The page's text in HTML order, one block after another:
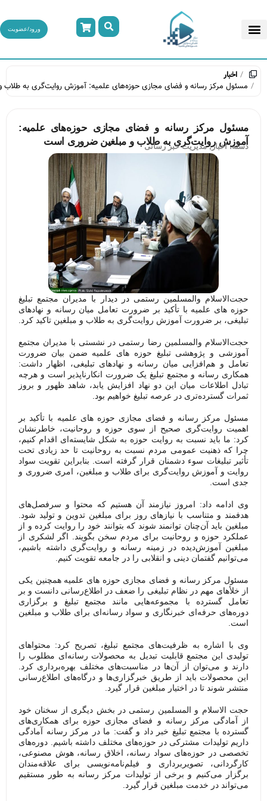
ورود/عضویت
و فضای مجازی حوزه‌های علمیه: آموزش روایت‌گری به طلاب و مبلغین ضروری است
رسانه و فضای مجازی حوزه‌های علمیه:
به طلاب و مبلغین ضروری است
خبر رسانی
رستمی در دیدار با مدیران مجتمع تبلیغ
با تأکید بر ضرورت تعامل میان رسانه و نهادهای
آموزش روایت‌گری به طلاب و مبلغین تاکید کرد.
رضا رستمی در نشستی با مدیران مجتمع
تبلیغ حوزه های علمیه ضمن بیان ضرورت
میان رسانه و نهادهای تبلیغی، اظهار داشت:
مجتمع تبلیغ یک ضرورت انکارناپذیر است و هرچه
میان این دو نهاد افزایش یابد، شاهد ظهور و بروز
در عرصه تبلیغ خواهیم بود.
و فضای مجازی حوزه های علمیه با تأکید بر
صحیح از سوی حوزه و روحانیت، خاطرنشان
به روایت حوزه به شکل شایسته‌ای اقدام کنیم،
عمومی مردم نسبت به روحانیت تا حد زیادی تحت
سوء دشمنان قرار گرفته است. بنابراین تقویت سواد
روایت‌گری برای طلاب و مبلغین، امری ضروری و
امروز نیازمند آن هستیم که محتوا و سرفصل‌های
با نیازهای روز برای مبلغین تدوین و تولید شود.
توانمند شوند که بتوانند خود را روایت کرده و از
روحانیت برای مردم سخن بگویند. اگر لشکری از
در زمینه رسانه و روایت‌گری داشته باشیم،
دینی و انقلابی را در جامعه تقویت کنیم.
و فضای مجازی حوزه های علمیه همچنین یکی
در نظام تبلیغی را ضعف در اطلاع‌رسانی دانست و بر
با مجموعه‌هایی مانند مجتمع تبلیغ و برگزاری
خبرنگاری و سواد رسانه‌ای برای طلاب و مبلغین
ظرفیت‌های مجتمع تبلیغ، تصریح کرد: محتواهای
قابلیت تبدیل به محصولات رسانه‌ای مطلوب را
از آن‌ها در مناسبت‌های مختلف بهره‌برداری کرد.
از طریق خبرگزاری‌ها و درگاه‌های اطلاع‌رسانی
اختیار مبلغین قرار گیرد.
المسلمین رستمی در بخش دیگری از سخنان خود
رسانه و فضای مجازی حوزه برای همکاری‌های
تبلیغ خبر داد و گفت: ما در مرکز رسانه آمادگی
مشترکی در حوزه‌های مختلف داشته باشیم. دوره‌های
سواد رسانه، اخلاق رسانه، هوش مصنوعی،
و فیلم‌نامه‌نویسی برای علاقه‌مندان
و برخی از تولیدات مرکز رسانه به طور مستقیم
مبلغین قرار گیرد.